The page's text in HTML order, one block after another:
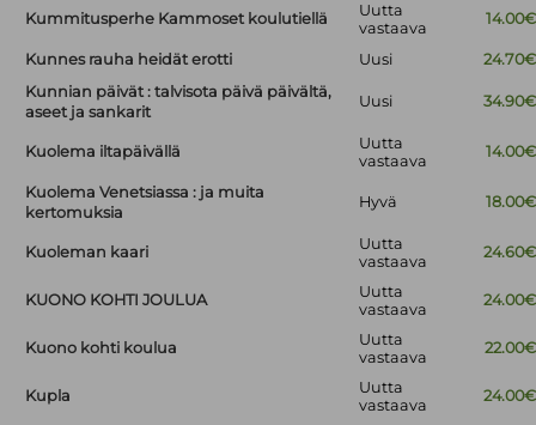
Kummitusperhe Kammoset koulutiellä
Uutta
vastaava
14.00€
Kunnes rauha heidät erotti Uusi
24.70€
Kunnian päivät : talvisota päivä päivältä,
aseet ja sankarit
Uusi 34.90€
Kuolema iltapäivällä
Uutta
vastaava
14.00€
Kuolema Venetsiassa : ja muita
kertomuksia
Hyvä 18.00€
Kuoleman kaari
Uutta
vastaava
24.60€
KUONO KOHTI JOULUA
Uutta
vastaava
24.00€
Kuono kohti koulua
Uutta
vastaava
22.00€
Kupla
Uutta
vastaava
24.00€